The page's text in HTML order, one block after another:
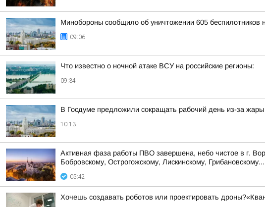
Минобороны сообщило об уничтожении 605 беспилотников
09:06
Что известно о ночной атаке ВСУ на российские регионы:
09:34
В Госдуме предложили сокращать рабочий день из-за жары
10:13
Активная фаза работы ПВО завершена, небо чистое в г.
Бобровскому, Острогожскому, Лискинскому, Грибановскому...
05:42
Хочешь создавать роботов или проектировать